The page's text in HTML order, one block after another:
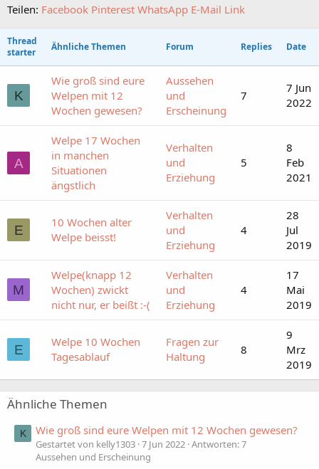
Teilen: Facebook Pinterest WhatsApp E-Mail Link
Thread
starter
Ähnliche Themen Forum Replies Date
K
Wie groß sind eure
Welpen mit 12
Wochen gewesen?
Aussehen
und
Erscheinung
7
7 Jun
2022
A
Welpe 17 Wochen
in manchen
Situationen
ängstlich
Verhalten
und
Erziehung
5
8
Feb
2021
E
10 Wochen alter
Welpe beisst!
Verhalten
und
Erziehung
4
28
Jul
2019
M
Welpe(knapp 12
Wochen) zwickt
nicht nur, er beißt :-(
Verhalten
und
Erziehung
4
17
Mai
2019
E
Welpe 10 Wochen
Tagesablauf
Fragen zur
Haltung
8
9
Mrz
2019
Ähnliche Themen
K Wie groß sind eure Welpen mit 12 Wochen gewesen?
Gestartet von kelly1303 7 Jun 2022 Antworten: 7
Aussehen und Erscheinung